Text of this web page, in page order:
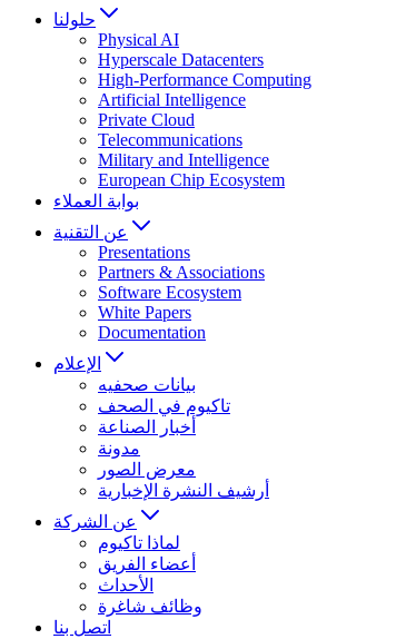
حلولنا
Physical AI
Hyperscale Datacenters
High-Performance Computing
Artificial Intelligence
Private Cloud
Telecommunications
Military and Intelligence
European Chip Ecosystem
بوابة العملاء
عن التقنية
Presentations
Partners & Associations
Software Ecosystem
White Papers
Documentation
الإعلام
بيانات صحفيه
تاكيوم في الصحف
أخبار الصناعة
مدونة
معرض الصور
أرشيف النشرة الإخبارية
عن الشركة
لماذا تاكيوم
أعضاء الفريق
الأحداث
وظائف شاغرة
اتصل بنا